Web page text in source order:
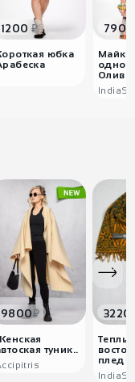
1200 ₽
юбка
790
Майка
9800₽
туник..
3220
плед ..